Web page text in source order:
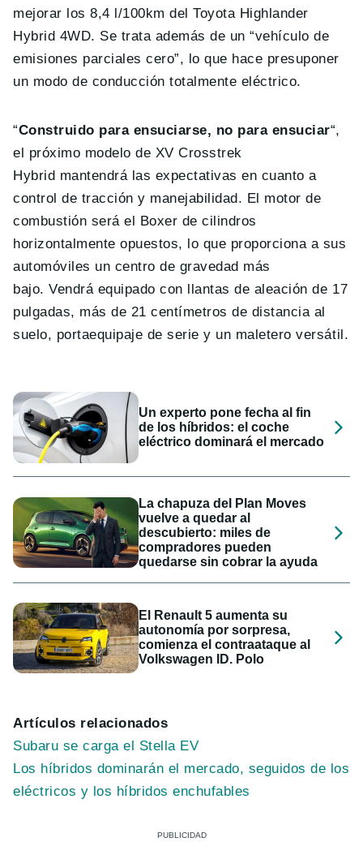
mejorar los 8,4 l/100km del Toyota Highlander
Hybrid 4WD. Se trata además de un “vehículo de
emisiones parciales cero”, lo que hace presuponer
un modo de conducción totalmente eléctrico.
“Construido para ensuciarse, no para ensuciar“,
el próximo modelo de XV Crosstrek
Hybrid mantendrá las expectativas en cuanto a
control de tracción y manejabilidad. El motor de
combustión será el Boxer de cilindros
horizontalmente opuestos, lo que proporciona a sus
automóviles un centro de gravedad más
bajo. Vendrá equipado con llantas de aleación de 17
pulgadas, más de 21 centímetros de distancia al
suelo, portaequipaje de serie y un maletero versátil.
Un experto pone fecha al fin
de los híbridos: el coche
eléctrico dominará el mercado
La chapuza del Plan Moves
vuelve a quedar al
descubierto: miles de
compradores pueden
quedarse sin cobrar la ayuda
El Renault 5 aumenta su
autonomía por sorpresa,
comienza el contraataque al
Volkswagen ID. Polo
Artículos relacionados
Subaru se carga el Stella EV
Los híbridos dominarán el mercado, seguidos de los
eléctricos y los híbridos enchufables